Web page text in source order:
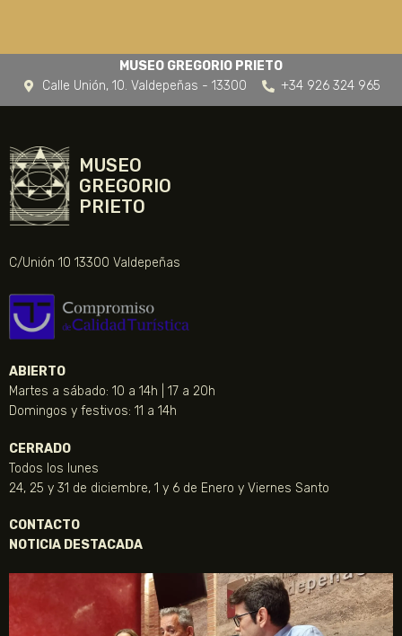
MUSEO GREGORIO PRIETO
Calle Unión, 10. Valdepeñas - 13300
+34 926 324 965
MUSEO
GREGORIO
PRIETO
C/Unión 10 13300 Valdepeñas
ABIERTO
Martes a sábado: 10 a 14h | 17 a 20h
Domingos y festivos: 11 a 14h
CERRADO
Todos los lunes
24, 25 y 31 de diciembre, 1 y 6 de Enero y Viernes Santo
CONTACTO
NOTICIA DESTACADA